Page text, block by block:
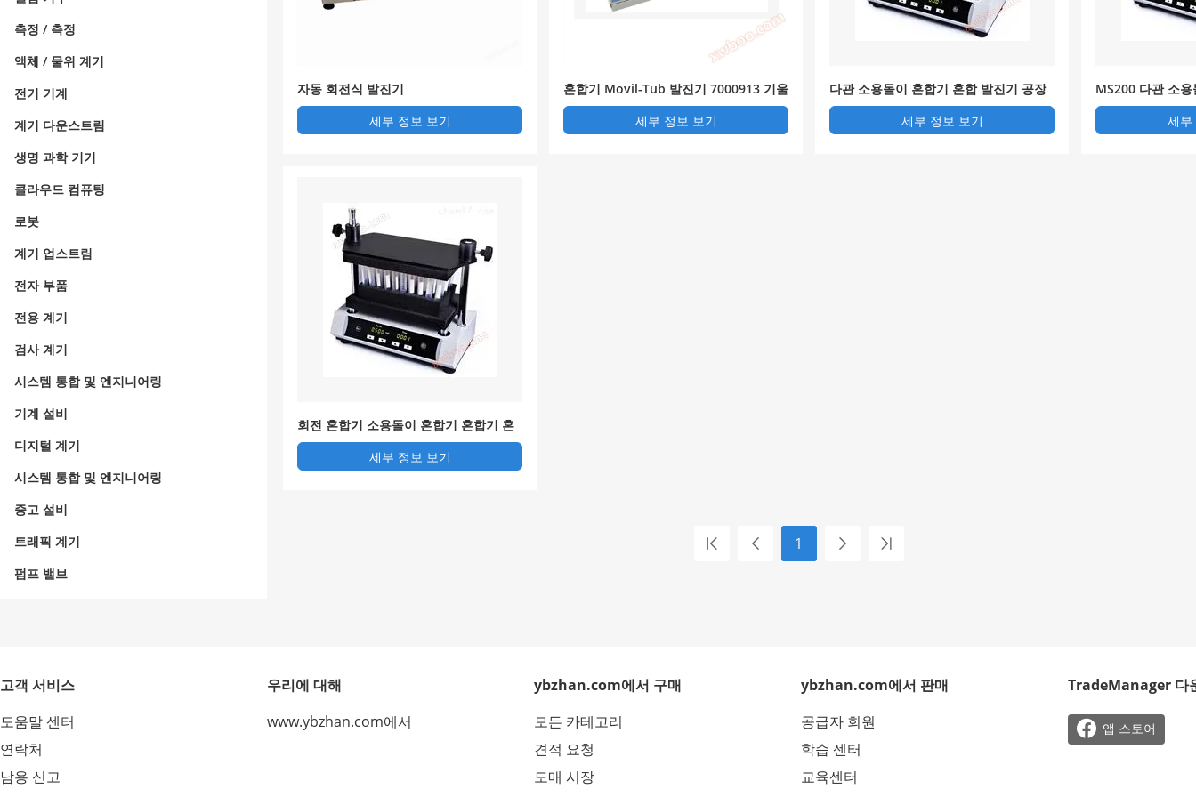
측정 / 측정
액체 / 물위 계기
전기 기계
계기 다운스트림
생명 과학 기기
클라우드 컴퓨팅
로봇
계기 업스트림
전자 부품
전용 계기
검사 계기
시스템 통합 및 엔지니어링
기계 설비
디지털 계기
시스템 통합 및 엔지니어링
중고 설비
트래픽 계기
펌프 밸브
자동 회전식 발진기
세부 정보 보기
혼합기 Movil-Tub 발진기 7000913 기울
기 혼합 발진기 J.P.SELECTA
세부 정보 보기
다관 소용돌이 혼합기 혼합 발진기 공장
세부 정보 보기
MS200 다관 소
기 업체
세부
회전 혼합기 소용돌이 혼합기 혼합기 혼
합 발진기
세부 정보 보기
1
고객 서비스
도움말 센터
연락처
남용 신고
우리에 대해
www.ybzhan.com에서
ybzhan.com에서 구매
모든 카테고리
견적 요청
도매 시장
ybzhan.com에서 판매
공급자 회원
학습 센터
교육센터
TradeManager 다
 앱 스토어